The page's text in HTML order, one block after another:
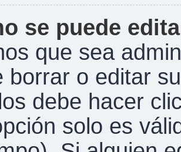
se puede
que sea
borrar o editar
debe hacer
solo es